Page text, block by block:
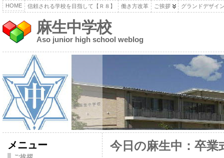
HOME 信頼される学校を目指して【Ｒ８】 働き方改革 ご挨拶 グランドデザイ
麻生中学校
Aso junior high school weblog
メニュー 今日の麻生中：卒業